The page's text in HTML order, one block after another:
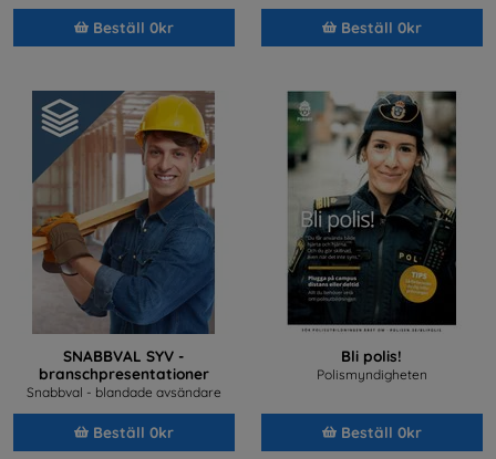
Beställ 0kr Beställ 0kr
SNABBVAL SYV -
branschpresentationer
Snabbval - blandade avsändare
Beställ 0kr
Bli polis!
Polismyndigheten
Beställ 0kr